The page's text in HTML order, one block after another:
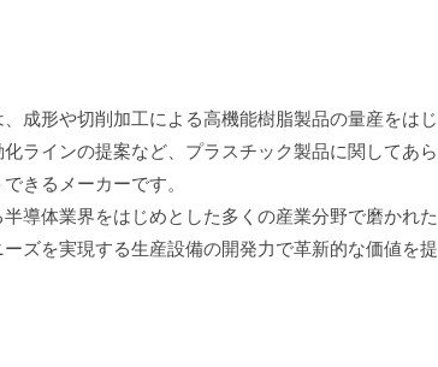
成形や切削加工による高機能樹脂製品の量産をはじ
ラインの提案など、プラスチック製品に関してあら
きるメーカーです。
導体業界をはじめとした多くの産業分野で磨かれた
ズを実現する生産設備の開発力で革新的な価値を提